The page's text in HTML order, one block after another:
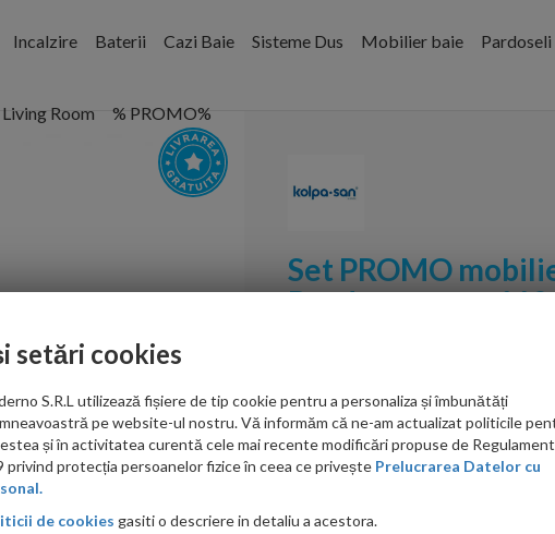
Incalzire Baterii Cazi Baie Sisteme Dus Mobilier baie Pardoseli
Living Room % PROMO%
Set PROMO
Pandora negru 110
PRP: 5,739.00 RON
3,901.00 RON
Ati gasit in alta parte mai
setări cookies
S.R.L utilizează fișiere de tip cookie pentru a personaliza și îmbunătăți
pe website-ul nostru. Vă informăm că ne-am actualizat politicile
și în activitatea curentă cele mai recente modificări propuse de
privind protecția persoanelor fizice în ceea ce privește Prelucrarea Datelor cu
de cookies gasiti o descriere in detaliu a acestora.